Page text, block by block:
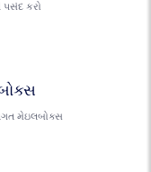
પસંદ કરો
મેઇલબોક્સ